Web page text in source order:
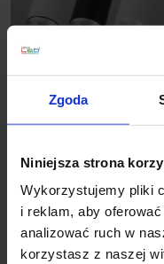
Zgoda
Niniejsza strona
Wykorzystujemy pliki
i reklam, aby
analizować ruch w
korzystasz z naszej
783,51 zł
Zobacz szczegóły